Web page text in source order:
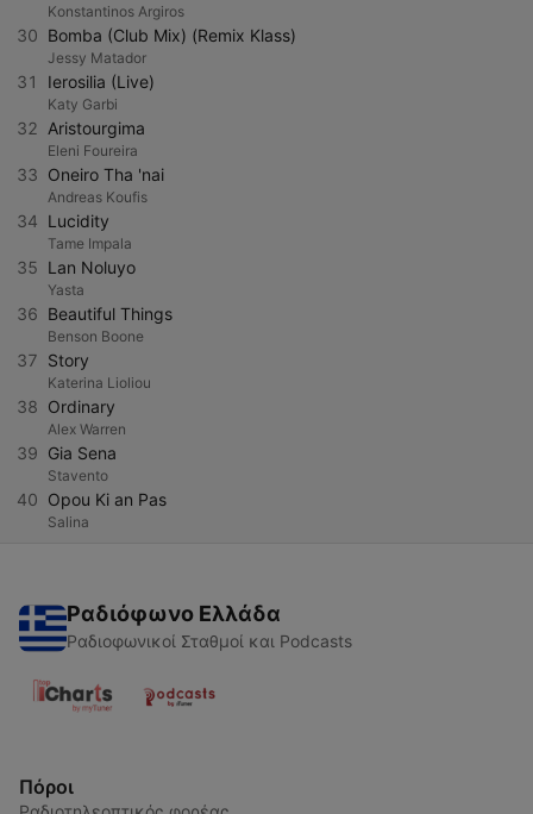
Konstantinos Argiros
30 Bomba (Club Mix) (Remix Klass)
Jessy Matador
31 Ierosilia (Live)
Katy Garbi
32 Aristourgima
Eleni Foureira
33 Oneiro Tha 'nai
Andreas Koufis
34 Lucidity
Tame Impala
35 Lan Noluyo
Yasta
36 Beautiful Things
Benson Boone
37 Story
Katerina Lioliou
38 Ordinary
Alex Warren
39 Gia Sena
Stavento
40 Opou Ki an Pas
Salina
Ραδιόφωνο Ελλάδα
Ραδιοφωνικοί Σταθμοί και Podcasts
Πόροι